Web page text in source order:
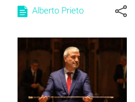
Alberto Prieto